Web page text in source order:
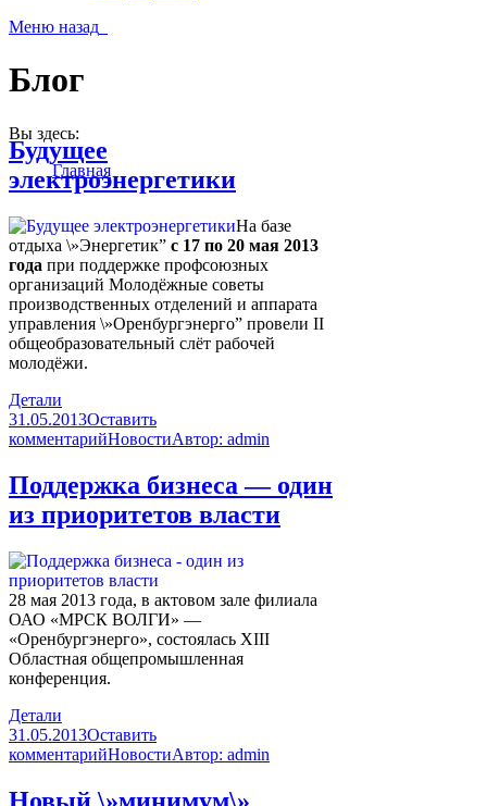
Меню назад
Блог
Вы здесь:
Главная
Будущее
электроэнергетики
На базе
отдыха \»Энергетик” с 17 по 20 мая 2013
года при поддержке профсоюзных
организаций Молодёжные советы
производственных отделений и аппарата
управления \»Оренбургэнерго” провели II
общеобразовательный слёт рабочей
молодёжи.
Детали
31.05.2013Оставить
комментарийНовостиАвтор: admin
Поддержка бизнеса — один
из приоритетов власти
28 мая 2013 года, в актовом зале филиала
ОАО «МРСК ВОЛГИ» —
«Оренбургэнерго», состоялась XIII
Областная общепромышленная
конференция.
Детали
31.05.2013Оставить
комментарийНовостиАвтор: admin